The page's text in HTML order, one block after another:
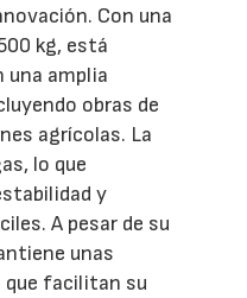
Con una
kg, está
una amplia
obras de
agrícolas. La
lo que
y
A pesar de su
unas
facilitan su